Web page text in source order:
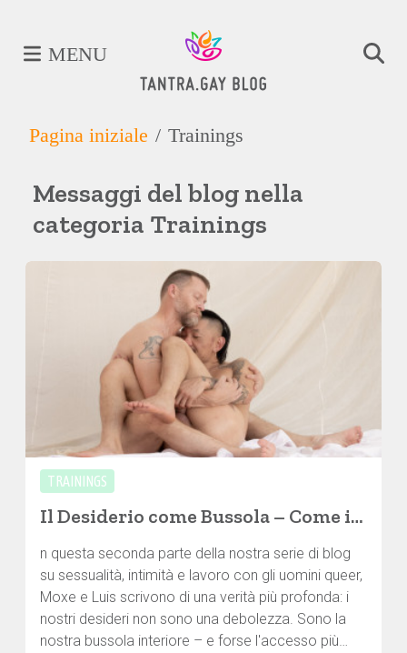
MENU
Pagina iniziale Trainings
Messaggi del blog nella
categoria Trainings
TRAININGS
Il Desiderio come Bussola – Come il nostro desiderio ci mostra la via
n questa seconda parte della nostra serie di blog
su sessualità, intimità e lavoro con gli uomini queer,
Moxe e Luis scrivono di una verità più profonda: i
nostri desideri non sono una debolezza. Sono la
nostra bussola interiore – e forse l'accesso più